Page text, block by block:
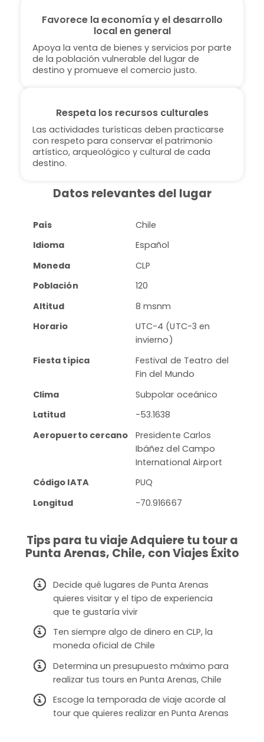
Favorece la economía y el desarrollo
local en general
Apoya la venta de bienes y servicios por parte
de la población vulnerable del lugar de
destino y promueve el comercio justo.
Respeta los recursos culturales
Las actividades turísticas deben practicarse
con respeto para conservar el patrimonio
artístico, arqueológico y cultural de cada
destino.
Datos relevantes del lugar
País
Chile
Idioma
Español
Moneda
CLP
Población
120
Altitud
8 msnm
Horario
UTC-4 (UTC-3 en
invierno)
Fiesta típica
Festival de Teatro del
Fin del Mundo
Clima
Subpolar oceánico
Latitud
-53.1638
Aeropuerto cercano
Presidente Carlos
Ibáñez del Campo
International Airport
Código IATA
PUQ
Longitud
-70.916667
Tips para tu viaje Adquiere tu tour a
Punta Arenas, Chile, con Viajes Éxito
Decide qué lugares de Punta Arenas
quieres visitar y el tipo de experiencia
que te gustaría vivir
Ten siempre algo de dinero en CLP, la
moneda oficial de Chile
Determina un presupuesto máximo para
realizar tus tours en Punta Arenas, Chile
Escoge la temporada de viaje acorde al
tour que quieres realizar en Punta Arenas